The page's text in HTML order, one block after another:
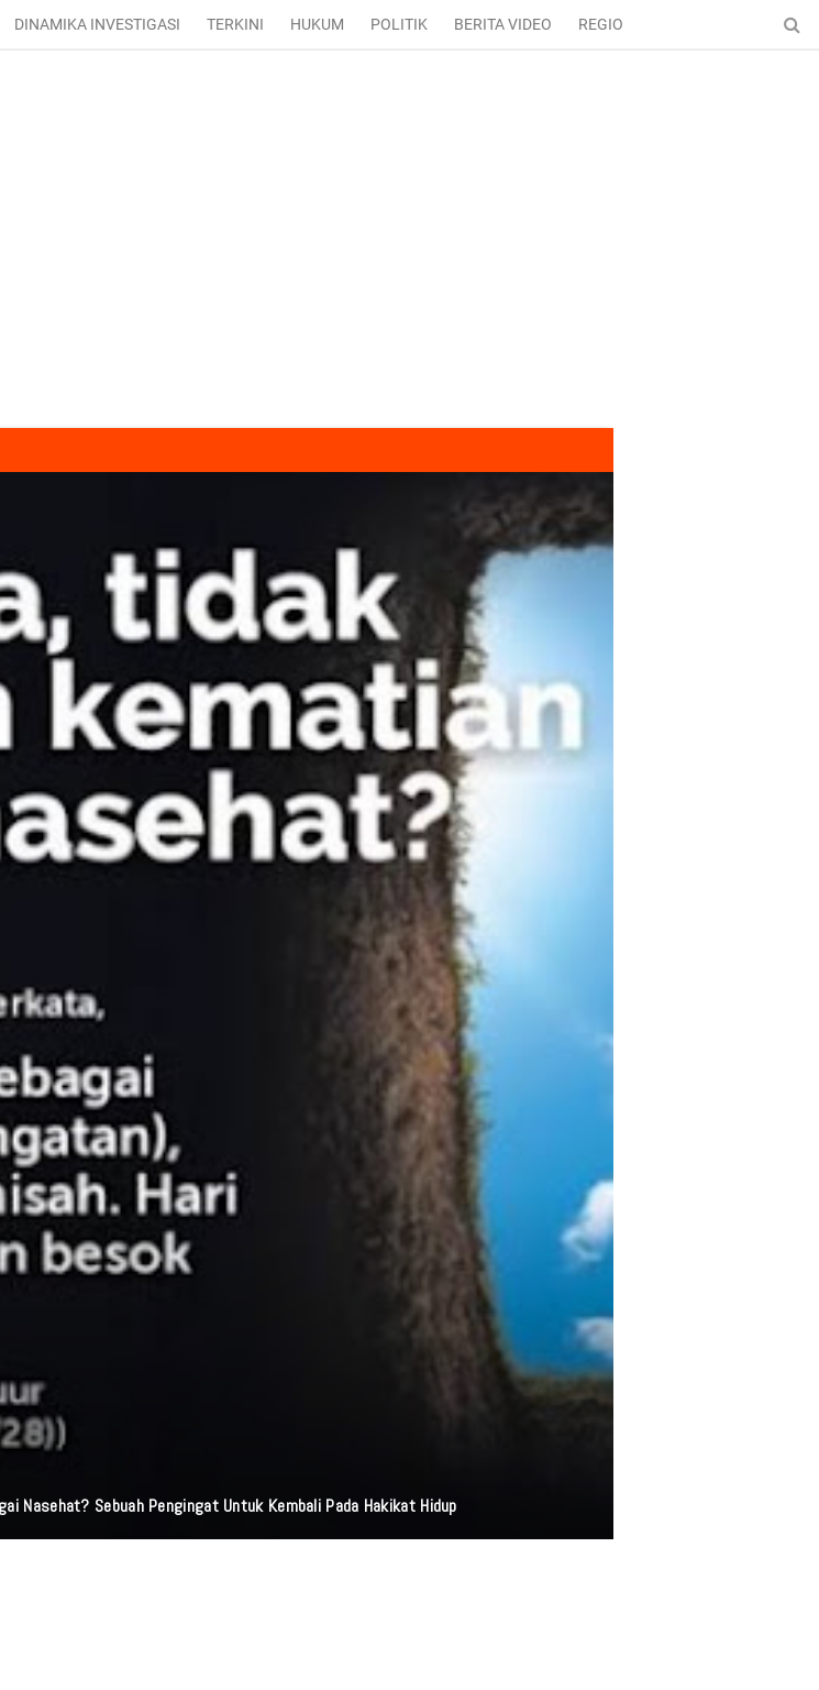
DINAMIKA INVESTIGASI TERKINI HUKUM POLITIK BERITA VIDEO REGIONAL ENTERTAINMENT
Nasehat? Sebuah Pengingat Untuk Kembali Pada Hakikat Hidup